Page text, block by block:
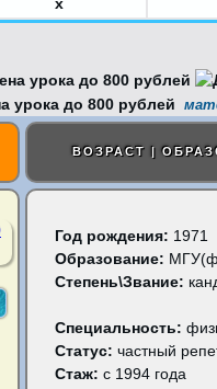
ВОЗРАСТ |
Год рождения: 1971
Образование:
Степень\Звание:
Специальность:
Статус: частный
Стаж: с 1994 года